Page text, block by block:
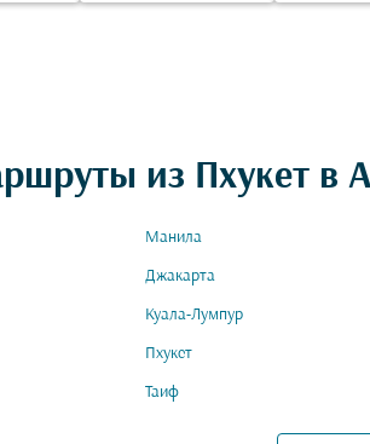
из Пхукет в
Манила
Джакарта
Куала-Лумпур
Пхукет
Таиф